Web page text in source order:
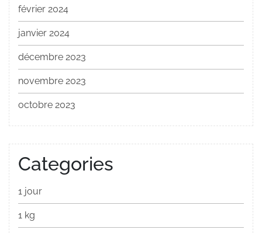
février 2024
janvier 2024
décembre 2023
novembre 2023
octobre 2023
Categories
1 jour
1 kg